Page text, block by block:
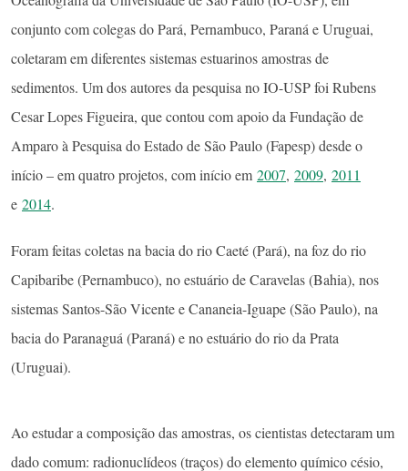
conjunto com colegas do Pará, Pernambuco, Paraná e Uruguai,
coletaram em diferentes sistemas estuarinos amostras de
sedimentos. Um dos autores da pesquisa no IO-USP foi Rubens
Cesar Lopes Figueira, que contou com apoio da Fundação de
Amparo à Pesquisa do Estado de São Paulo (Fapesp) desde o
início – em quatro projetos, com início em 2007, 2009, 2011
e 2014.
Foram feitas coletas na bacia do rio Caeté (Pará), na foz do rio
Capibaribe (Pernambuco), no estuário de Caravelas (Bahia), nos
sistemas Santos-São Vicente e Cananeia-Iguape (São Paulo), na
bacia do Paranaguá (Paraná) e no estuário do rio da Prata
(Uruguai).
Ao estudar a composição das amostras, os cientistas detectaram um
dado comum: radionuclídeos (traços) do elemento químico césio,